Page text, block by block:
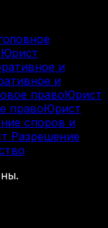
Юрист
и
и
правоЮрист
правоЮрист
споров и
Разрешение
.